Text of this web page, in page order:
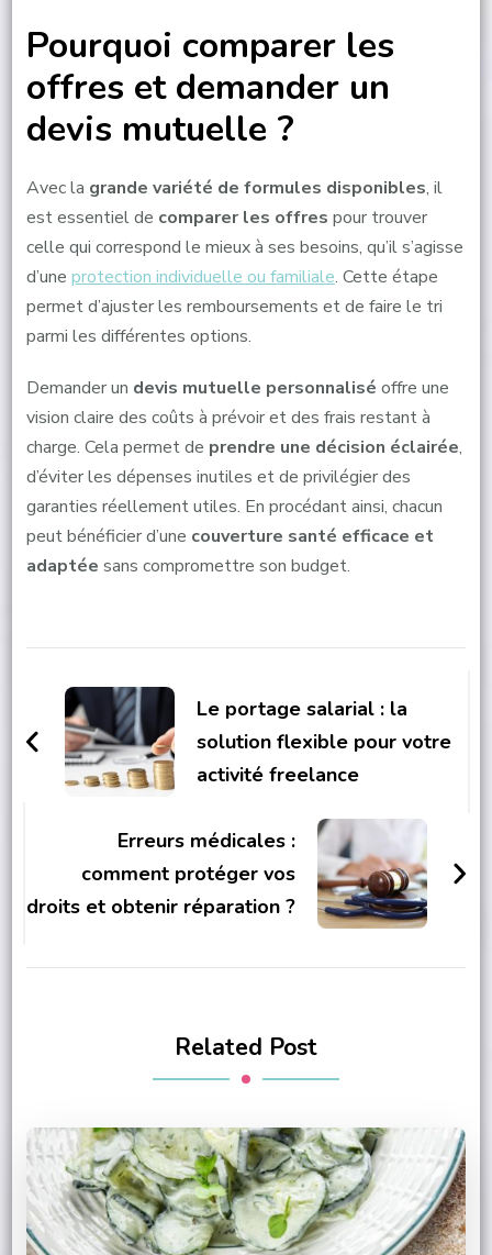
Pourquoi comparer les
offres et demander un
devis mutuelle ?
Avec la grande variété de formules disponibles, il
est essentiel de comparer les offres pour trouver
celle qui correspond le mieux à ses besoins, qu’il s’agisse
d’une protection individuelle ou familiale. Cette étape
permet d’ajuster les remboursements et de faire le tri
parmi les différentes options.
Demander un devis mutuelle personnalisé offre une
vision claire des coûts à prévoir et des frais restant à
charge. Cela permet de prendre une décision éclairée,
d’éviter les dépenses inutiles et de privilégier des
garanties réellement utiles. En procédant ainsi, chacun
peut bénéficier d’une couverture santé efficace et
adaptée sans compromettre son budget.
NavigationLe portage salarial : la
solution flexible pour votre
activité freelance
Erreurs médicales :
comment protéger vos
droits et obtenir réparation ?
Related Post